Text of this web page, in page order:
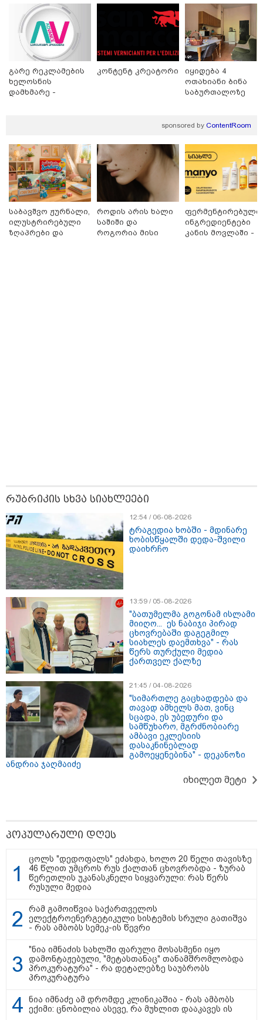
დისკრიმინაციისთვის -
განათლების სისტემა დიდი
უფსკრულისკენ მიდის“
რა მანძილზე აფიქსირებს კამერა
გზებზე მანქანის სიჩქარეს -
მითები ფოტორადარებზე
პოლიტიკა
უარყოფითი გარემოა რუსი
ტურისტებისთვის" - პრემიერი
16:14 / 06-08-2026
"დღეს ვიმგზავრეთ
მატარებლით, რომელიც ახალი
სიჩქარით მოძრაობს, მანამდე
იყო 5,5 საათი და ახლა არის 4
საათამდე შემცირებული" -
ირაკლი კობახიძე
15:17 / 06-08-2026
შემოსავლების სამსახურში
აზერბაიჯანული მედიის მიერ
გავრცელებულ ინფორმაციას
პასუხობენ
13:39 / 06-08-2026
ბაქომ საქართველოს საგარეო
უწყებას დიპლომატური ნოტა
გაუგზავნა - მიზეზი
აზერბაიჯანული სანომრე ნიშნის
მქონე სატვირთოების
საზღვარზე შეფერხებაა:
დეტალები
კატეგორიები
გარე რეკლამების
ხელოსნის
დამხმარე -
კონტენტ კრეატორი
იყიდება 4
ოთახიანი ბინა
საბურთალოზე
sponsored by ContentRoom
საბავშვო ჟურნალი,
ილუსტრირებული
ზღაპრები და
როდის არის ხალი
საშიში და
როგორია მისი
ფერმენტირებული
ინგრედიენტები
კანის მოვლაში -
რუბრიკის სხვა სიახლეები
12:54 / 06-08-2026
ტრაგედია ხობში - მდინარე
ხობისწყალში დედა-შვილი
დაიხრჩო
13:59 / 05-08-2026
"ბათუმელმა გოგონამ ისლამი
მიიღო... ეს ნაბიჯი პირად
ცხოვრებაში დაგეგმილ
სიახლეს დაემთხვა" - რას
წერს თურქული მედია
ქართველ ქალზე
21:45 / 04-08-2026
"სიმართლე გაცხადდება და
თავად ამხელს მათ, ვინც
სცადა, ეს უბედური და
სამწუხარო, მგრძნობიარე
ამბავი ეკლესიის
დასაკნინებლად
გამოეყენებინა" - დეკანოზი
ანდრია ჯაღმაიძე
იხილეთ მეტი
პოპულარული დღეს
ცოლს "დედოფალს" ეძახდა, ხოლო 20 წელი თავისზე
46 წლით უმცროს რუს ქალთან ცხოვრობდა - ზურაბ
წერეთლის უკანასკნელი სიყვარული: რას წერს
რუსული მედია
რამ გამოიწვია საქართველოს
ელექტროენერგეტიკული სისტემის სრული გათიშვა
- რას ამბობს სემეკ-ის წევრი
"ნია იმნაძის სახლში ფარული მოსასმენი იყო
დამონტაჟებული, "მეტასთანაც" თანამშრომლობდა
პროკურატურა" - რა დეტალებზე საუბრობს
პროკურატურა
ნია იმნაძე ამ დრომდე კლინიკაშია - რას ამბობს
ექიმი: ცნობილია ასევე, რა მუხლით დააკავეს ის